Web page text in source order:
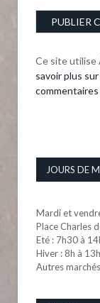
Ce site utilise
savoir plus
JOURS DE
Mardi et
Place Charles
Eté : 7h30 à
Hiver : 8h à
Autres marchés